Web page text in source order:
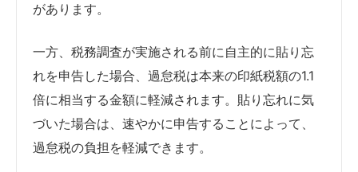
があります。
一方、税務調査が実施される前に自主的に貼り忘
れを申告した場合、過怠税は本来の印紙税額の1.1
倍に相当する金額に軽減されます。貼り忘れに気
づいた場合は、速やかに申告することによって、
過怠税の負担を軽減できます。